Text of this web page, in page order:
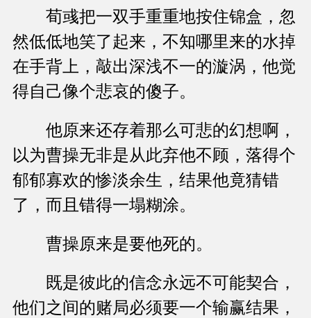
荀彧把一双手重重地按住锦盒，忽
然低低地笑了起来，不知哪里来的水掉
在手背上，敲出深浅不一的漩涡，他觉
得自己像个悲哀的傻子。
他原来还存着那么可悲的幻想啊，
以为曹操无非是从此弃他不顾，落得个
郁郁寡欢的惨淡余生，结果他竟猜错
了，而且错得一塌糊涂。
曹操原来是要他死的。
既是彼此的信念永远不可能契合，
他们之间的赌局必须要一个输赢结果，